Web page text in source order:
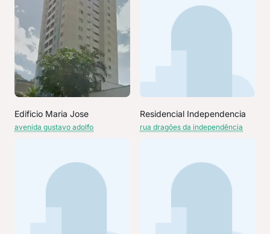
Edificio Maria Jose
avenida gustavo adolfo
Residencial Independencia
rua dragões da independência